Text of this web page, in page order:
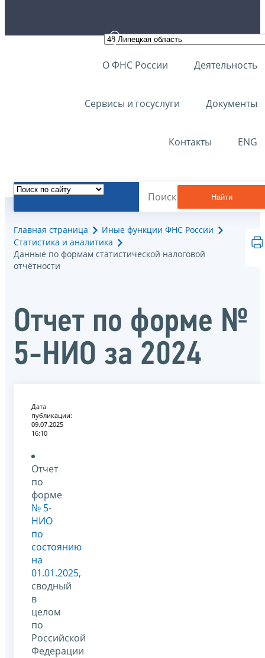
О ФНС России Деятельность
Сервисы и госуслуги Документы
Контакты ENG
Найти
Главная страница
Иные функции ФНС России
Статистика и аналитика
Данные по формам статистической налоговой
отчётности
Отчет по форме №
5-НИО за 2024
Дата
публикации:
09.07.2025
16:10
Отчет
по
форме
№ 5-
НИО
по
состоянию
на
01.01.2025,
сводный
в
целом
по
Российской
Федерации